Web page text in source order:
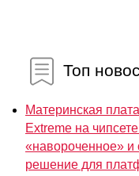
Топ
Материнская
Extreme на
«навороченное» и
решение для